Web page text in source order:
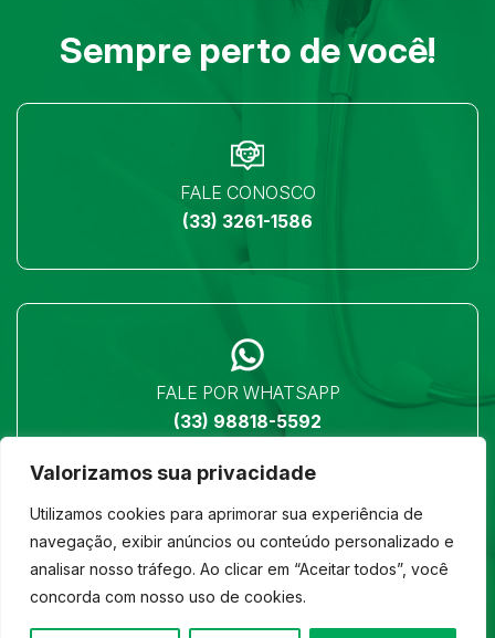
Valorizamos sua privacidade
Utilizamos cookies para aprimorar sua experiência de
navegação, exibir anúncios ou conteúdo personalizado e
analisar nosso tráfego. Ao clicar em “Aceitar todos”, você
concorda com nosso uso de cookies.
Sempre perto de você!
FALE CONOSCO
(33) 3261-1586
FALE POR WHATSAPP
(33) 98818-5592
LOCALIZAÇÃO